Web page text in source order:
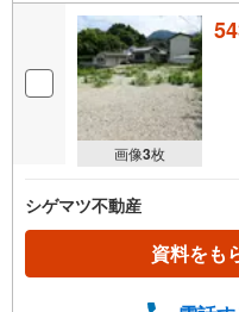
画像3枚
シゲマツ不動産
資料をも